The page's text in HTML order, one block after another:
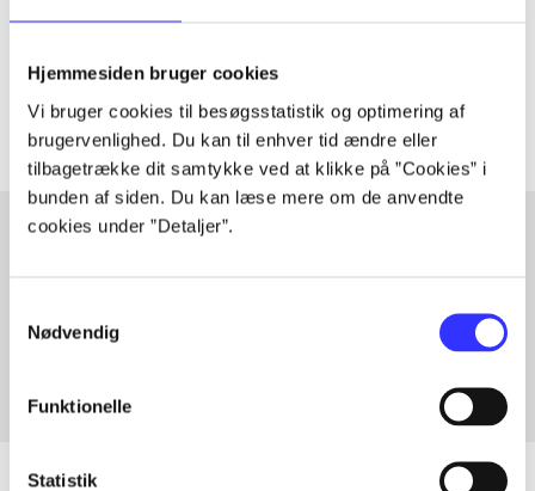
Hjemmesiden bruger cookies
Vi bruger cookies til besøgsstatistik og optimering af
brugervenlighed. Du kan til enhver tid ændre eller
tilbagetrække dit samtykke ved at klikke på ”Cookies” i
bunden af siden. Du kan læse mere om de anvendte
cookies under ”Detaljer”.
Nødvendig
Funktionelle
Statistik
Artiklerne ihandler ofte om
Fra